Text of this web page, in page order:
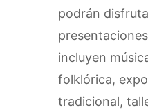
podrán
incluyen
folklórica,
tradicional,